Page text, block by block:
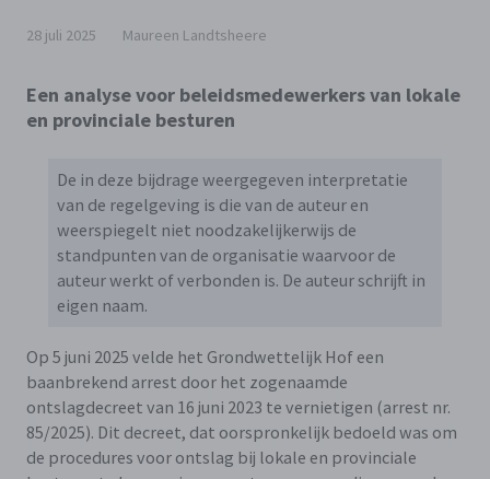
28 juli 2025 Maureen Landtsheere
Een analyse voor beleidsmedewerkers van lokale
en provinciale besturen
De in deze bijdrage weergegeven interpretatie
van de regelgeving is die van de auteur en
weerspiegelt niet noodzakelijkerwijs de
standpunten van de organisatie waarvoor de
auteur werkt of verbonden is. De auteur schrijft in
eigen naam.
Op 5 juni 2025 velde het Grondwettelijk Hof een
baanbrekend arrest door het zogenaamde
ontslagdecreet van 16 juni 2023 te vernietigen (arrest nr.
85/2025). Dit decreet, dat oorspronkelijk bedoeld was om
de procedures voor ontslag bij lokale en provinciale